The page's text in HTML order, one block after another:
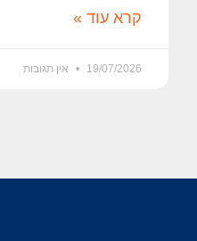
קרא עוד »
19/07/2026 אין תגובות